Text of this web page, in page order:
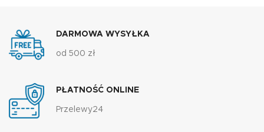
DARMOWA WYSYŁKA
od 500 zł
PŁATNOŚĆ ONLINE
Przelewy24